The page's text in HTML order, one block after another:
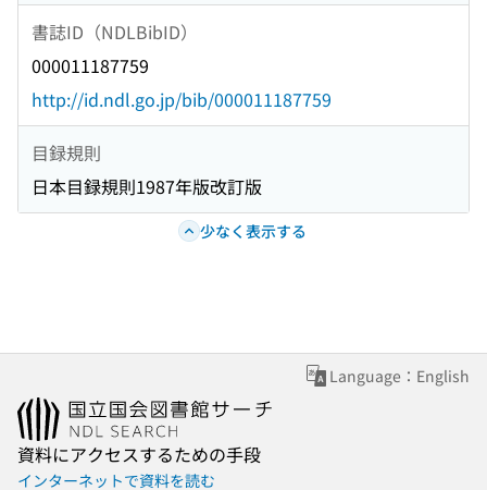
書誌ID（NDLBibID）
000011187759
http://id.ndl.go.jp/bib/000011187759
目録規則
日本目録規則1987年版改訂版
少なく表示する
Language：English
資料にアクセスするための手段
インターネットで資料を読む